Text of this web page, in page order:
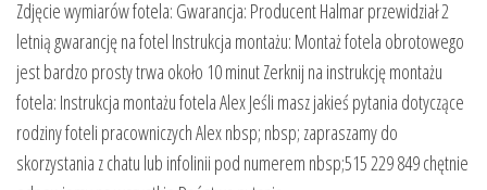
Zdjęcie wymiarów fotela: Gwarancja: Producent Halmar przewidział 2
letnią gwarancję na fotel Instrukcja montażu: Montaż fotela obrotowego
jest bardzo prosty trwa około 10 minut Zerknij na instrukcję montażu
fotela: Instrukcja montażu fotela Alex Jeśli masz jakieś pytania dotyczące
rodziny foteli pracowniczych Alex nbsp; nbsp; zapraszamy do
skorzystania z chatu lub infolinii pod numerem nbsp;515 229 849 chętnie